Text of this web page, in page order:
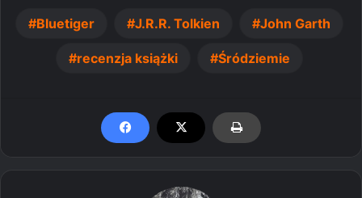
Bluetiger J.R.R. Tolkien John Garth
recenzja książki Śródziemie